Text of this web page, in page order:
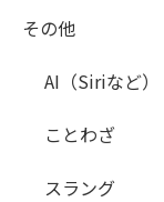
その他
AI（Siriなど）
ことわざ
スラング